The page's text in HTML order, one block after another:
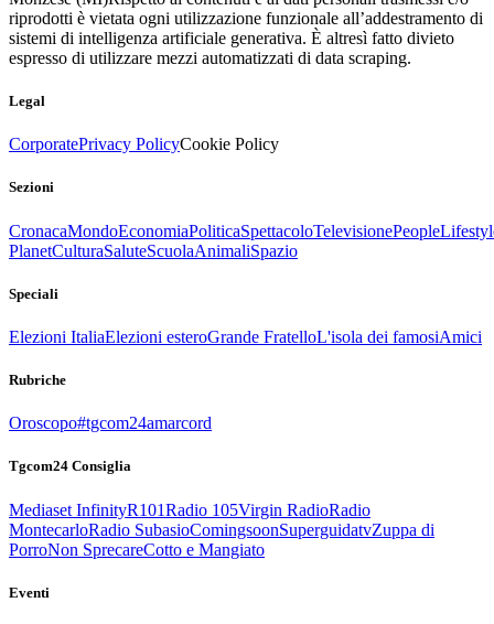
riprodotti è vietata ogni utilizzazione funzionale all’addestramento di
sistemi di intelligenza artificiale generativa. È altresì fatto divieto
espresso di utilizzare mezzi automatizzati di data scraping.
Legal
CorporatePrivacy PolicyCookie Policy
Sezioni
CronacaMondoEconomiaPoliticaSpettacoloTelevisionePeople
PlanetCulturaSaluteScuolaAnimaliSpazio
Speciali
Elezioni ItaliaElezioni esteroGrande FratelloL'isola dei famosiAmici
Rubriche
Oroscopo#tgcom24amarcord
Tgcom24 Consiglia
Mediaset InfinityR101Radio 105Virgin RadioRadio
MontecarloRadio SubasioComingsoonSuperguidatvZuppa di
PorroNon SprecareCotto e Mangiato
Eventi